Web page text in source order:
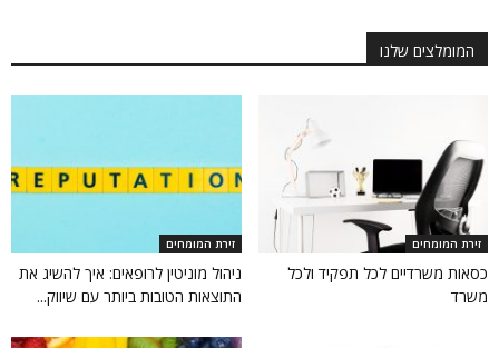
המומלצים שלנו
זירת המומחים
כסאות משרדיים לכל תפקיד ולכל
משרד
זירת המומחים
ניהול מוניטין לרופאים: איך להשיג את
התוצאות הטובות ביותר עם שיווק...